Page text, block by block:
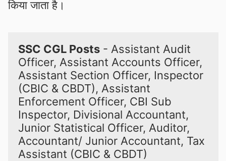
किया जाता है।
SSC CGL Posts - Assistant Audit
Officer, Assistant Accounts Officer,
Assistant Section Officer, Inspector
(CBIC & CBDT), Assistant
Enforcement Officer, CBI Sub
Inspector, Divisional Accountant,
Junior Statistical Officer, Auditor,
Accountant/ Junior Accountant, Tax
Assistant (CBIC & CBDT)